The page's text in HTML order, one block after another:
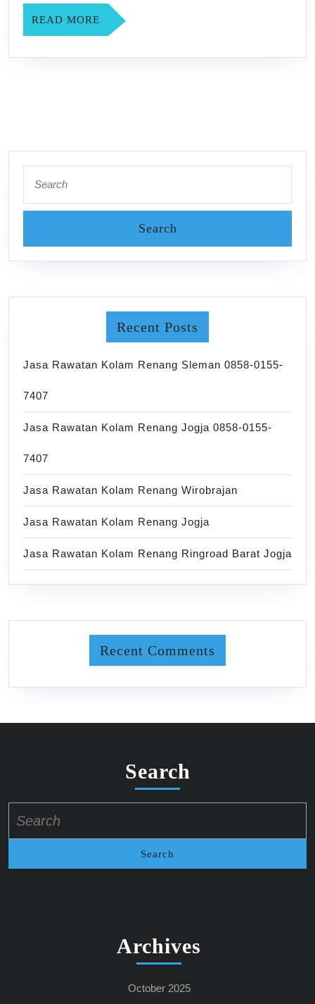
READ MORE READ
MORE
for:
Recent Posts
Jasa Rawatan Kolam Renang Sleman 0858-0155-
7407
Jasa Rawatan Kolam Renang Jogja 0858-0155-
7407
Jasa Rawatan Kolam Renang Wirobrajan
Jasa Rawatan Kolam Renang Jogja
Jasa Rawatan Kolam Renang Ringroad Barat Jogja
Recent Comments
Search
for:
Archives
October 2025